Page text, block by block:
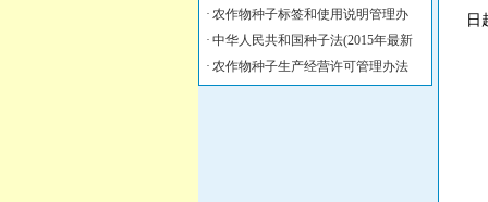
· 农作物种子标签和使用说明管理办
· 中华人民共和国种子法(2015年最新
· 农作物种子生产经营许可管理办法
日